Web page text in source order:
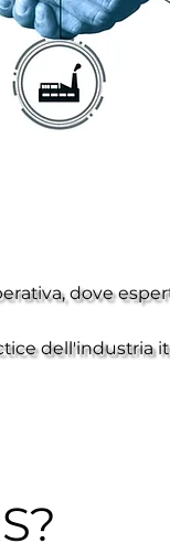
dove
dell'industria